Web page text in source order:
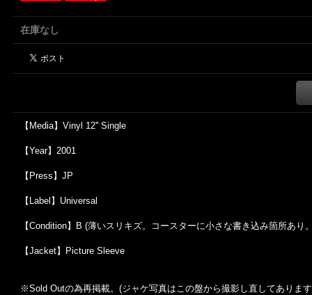
在庫なし
【Media】Vinyl 12'' Single
【Year】2001
【Press】JP
【Label】Universal
【Condition】B (薄いスリキズ。コースターに小さな書き込み箇所あり
【Jacket】Picture Sleeve
※Sold Outの為再掲載。 (ジャケ写真はこの盤から撮影し直してありま